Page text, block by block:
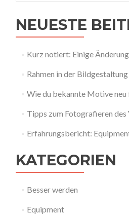
NEUESTE
Kurz notiert: Einige
Rahmen in der Bildgestaltung
Wie du bekannte Motive
Tipps zum Fotografieren des
Erfahrungsbericht:
KATEGORIEN
Besser werden
Equipment